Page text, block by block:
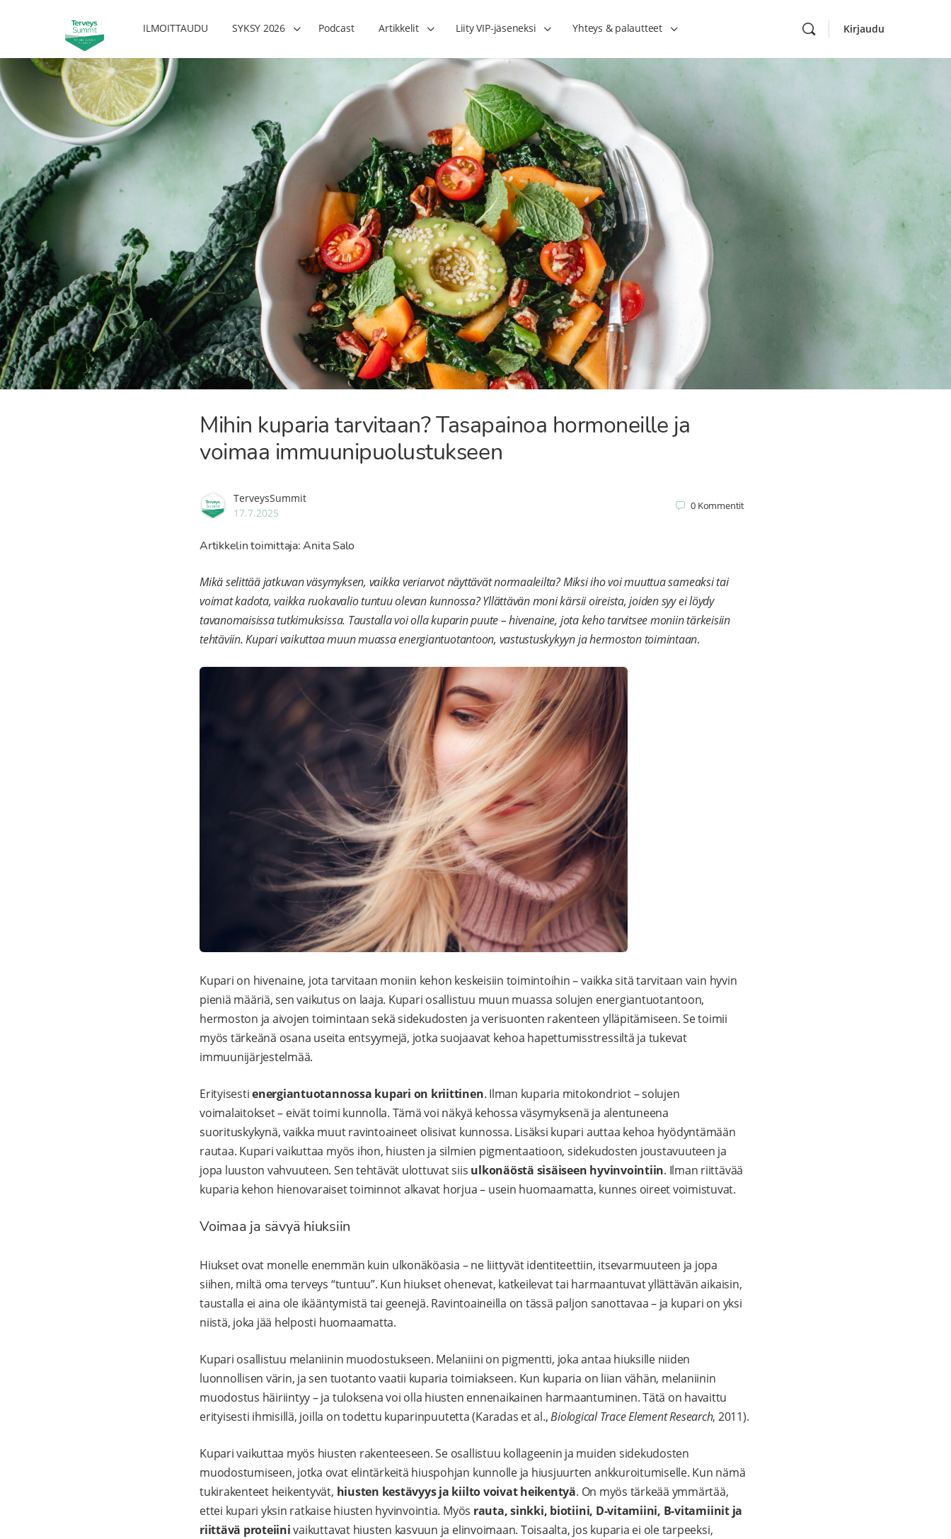
ILMOITTAUDU SYKSY 2026 Podcast Artikkelit Liity VIP-jäseneksi Yhteys & palautteet Kirjaudu
Mihin kuparia tarvitaan? Tasapainoa hormoneille ja
voimaa immuunipuolustukseen
TerveysSummit
17.7.2025
0 Kommentit
Artikkelin toimittaja: Anita Salo
Mikä selittää jatkuvan väsymyksen, vaikka veriarvot näyttävät normaaleilta? Miksi iho voi muuttua sameaksi tai
voimat kadota, vaikka ruokavalio tuntuu olevan kunnossa? Yllättävän moni kärsii oireista, joiden syy ei löydy
tavanomaisissa tutkimuksissa. Taustalla voi olla kuparin puute – hivenaine, jota keho tarvitsee moniin tärkeisiin
tehtäviin. Kupari vaikuttaa muun muassa energiantuotantoon, vastustuskykyyn ja hermoston toimintaan.
Kupari on hivenaine, jota tarvitaan moniin kehon keskeisiin toimintoihin – vaikka sitä tarvitaan vain hyvin
pieniä määriä, sen vaikutus on laaja. Kupari osallistuu muun muassa solujen energiantuotantoon,
hermoston ja aivojen toimintaan sekä sidekudosten ja verisuonten rakenteen ylläpitämiseen. Se toimii
myös tärkeänä osana useita entsyymejä, jotka suojaavat kehoa hapettumisstressiltä ja tukevat
immuunijärjestelmää.
Erityisestienergiantuotannossa kupari on kriittinen. Ilman kuparia mitokondriot – solujen
voimalaitokset – eivät toimi kunnolla. Tämä voi näkyä kehossa väsymyksenä ja alentuneena
suorituskykynä, vaikka muut ravintoaineet olisivat kunnossa. Lisäksi kupari auttaa kehoa hyödyntämään
rautaa. Kupari vaikuttaa myös ihon, hiusten ja silmien pigmentaatioon, sidekudosten joustavuuteen ja
jopa luuston vahvuuteen. Sen tehtävät ulottuvat siis ulkonäöstä sisäiseen hyvinvointiin. Ilman riittävää
kuparia kehon hienovaraiset toiminnot alkavat horjua – usein huomaamatta, kunnes oireet voimistuvat.
Voimaa ja sävyä hiuksiin
Hiukset ovat monelle enemmän kuin ulkonäköasia – ne liittyvät identiteettiin, itsevarmuuteen ja jopa
siihen, miltä oma terveys “tuntuu”. Kun hiukset ohenevat, katkeilevat tai harmaantuvat yllättävän aikaisin,
taustalla ei aina ole ikääntymistä tai geenejä. Ravintoaineilla on tässä paljon sanottavaa – ja kupari on yksi
niistä, joka jää helposti huomaamatta.
Kupari osallistuu melaniinin muodostukseen. Melaniini on pigmentti, joka antaa hiuksille niiden
luonnollisen värin, ja sen tuotanto vaatii kuparia toimiakseen. Kun kuparia on liian vähän, melaniinin
muodostus häiriintyy – ja tuloksena voi olla hiusten ennenaikainen harmaantuminen. Tätä on havaittu
erityisesti ihmisillä, joilla on todettu kuparinpuutetta (Karadas et al.,Biological Trace Element Research, 2011).
Kupari vaikuttaa myös hiusten rakenteeseen. Se osallistuu kollageenin ja muiden sidekudosten
muodostumiseen, jotka ovat elintärkeitä hiuspohjan kunnolle ja hiusjuurten ankkuroitumiselle. Kun nämä
tukirakenteet heikentyvät, hiusten kestävyys ja kiilto voivat heikentyä. On myös tärkeää ymmärtää,
ettei kupari yksin ratkaise hiusten hyvinvointia. Myös rauta, sinkki, biotiini, D-vitamiini, B-vitamiinit ja
riittävä proteiinivaikuttavat hiusten kasvuun ja elinvoimaan. Toisaalta, jos kuparia ei ole tarpeeksi,